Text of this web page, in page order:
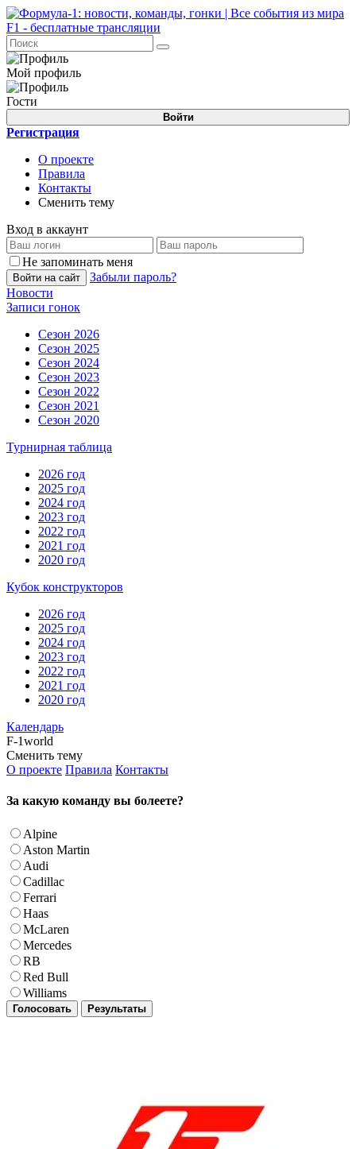
Мой профиль
Гости
Войти
Регистрация
О проекте
Правила
Контакты
Сменить тему
Вход в аккаунт
Не запоминать меня
Войти на сайт
Забыли пароль?
Новости
Записи гонок
Сезон 2026
Сезон 2025
Сезон 2024
Сезон 2023
Сезон 2022
Сезон 2021
Сезон 2020
Турнирная таблица
2026 год
2025 год
2024 год
2023 год
2022 год
2021 год
2020 год
Кубок конструкторов
2026 год
2025 год
2024 год
2023 год
2022 год
2021 год
2020 год
Календарь
F-1world
Сменить тему
О проекте Правила Контакты
За какую команду вы болеете?
Alpine
Aston Martin
Audi
Cadillac
Ferrari
Haas
McLaren
Mercedes
RB
Red Bull
Williams
Голосовать Результаты